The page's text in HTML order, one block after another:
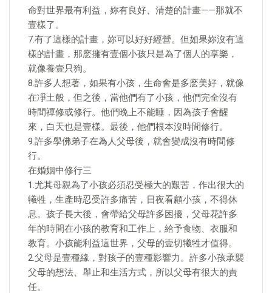
命對世界最有利益，妳有良好、清楚的計畫——那就不
壹樣了。
7.有了這樣的計畫，妳可以好好經營。但如果妳沒有這
樣的計畫，那麽擁有壹個小孩只是為了個人的享樂，
就像養壹只狗。
8.許多人想著，如果有小孩，生命會是多麽美好，就像
在凈土般，但之後，當他們有了小孩，他們完全沒有
時間禪修或修行。他們晚上不能睡，因為孩子會醒
來，白天也是壹樣。最後，他們根本沒時間修行。
9.許多學佛弟子在為人父母後，就會變成沒有時間修
行。
在婚姻中修行三
1.尤其母親為了小孩必須忍受極大的艱苦，作出很大的
犧牲，生產時忍受許多痛苦，日夜看顧小孩，不得休
息。孩子長大後，會帶給父母許多困擾，父母花許多
年的時間在小孩的教育和工作上，給予食物、衣服和
教育。小孩能利益這世界，父母的壹切犧牲才值得。
2.父母是壹種緣，對孩子的壹種影響力。許多小孩承襲
父母的想法、舉止和生活方式，所以父母有很大的責
任。